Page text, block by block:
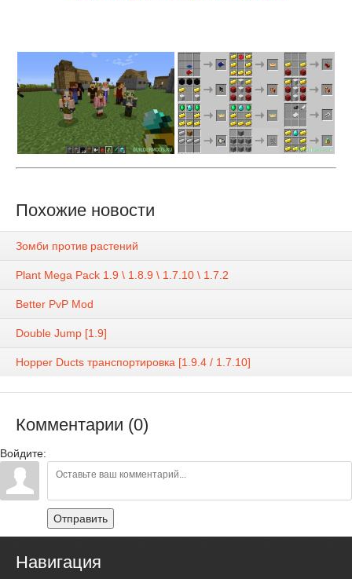
Похожие новости
Зомби против растений
Plant Mega Pack 1.9 \ 1.8.9 \ 1.7.10 \ 1.7.2
Better PvP Mod
Double Jump [1.9]
Hopper Ducts транспортировка [1.9.4 / 1.7.10]
Комментарии (0)
Войдите:
Отправить
Навигация